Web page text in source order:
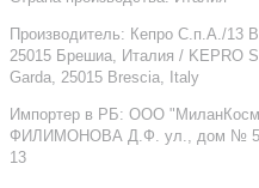
Производитель: Кепро С.п.А./13
25015 Брешиа, Италия / KEPRO
Garda, 25015 Brescia, Italy
Импортер в РБ: ООО
ФИЛИМОНОВА Д.Ф. ул., дом №
13